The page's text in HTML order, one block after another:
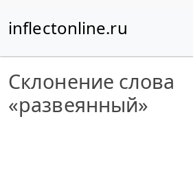
inflectonline.ru
Склонение слова
«развеянный»